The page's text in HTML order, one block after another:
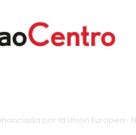
por la Unión Europea-